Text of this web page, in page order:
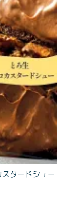
タードシュー